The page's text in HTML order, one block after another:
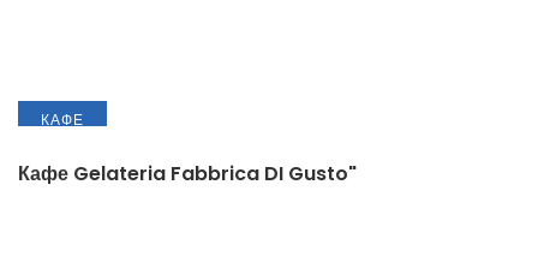
КАФЕ
Кафе Gelateria Fabbrica DI Gusto"